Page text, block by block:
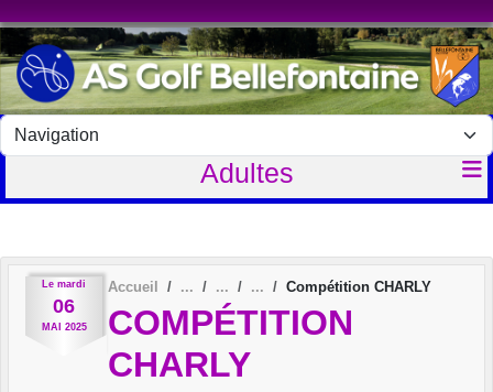
Adultes
Le mardi
06
MAI 2025
Accueil Compétition CHARLY
COMPÉTITION
CHARLY